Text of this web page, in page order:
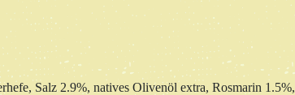
Salz 2.9%, natives Olivenöl extra, Rosmarin 1.5%,